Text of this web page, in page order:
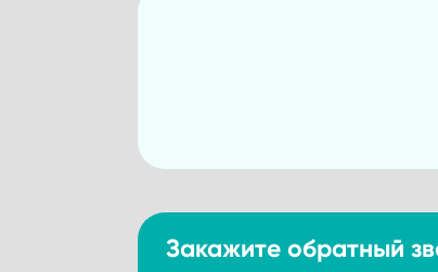
Закажите обратный